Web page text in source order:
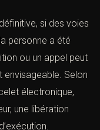
après une
s’être
sa peine,
ou
ce cas, la
poursuites que